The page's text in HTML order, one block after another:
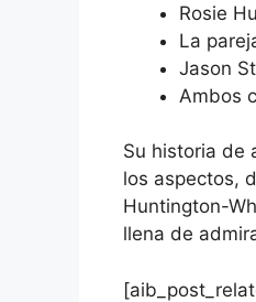
Rosie
La
Jason
Ambos
Su historia de
los aspectos,
Huntington-
llena de